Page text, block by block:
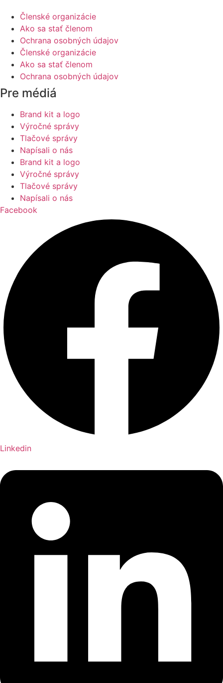
Členské organizácie
Ako sa stať členom
Ochrana osobných údajov
Členské organizácie
Ako sa stať členom
Ochrana osobných údajov
Pre médiá
Brand kit a logo
Výročné správy
Tlačové správy
Napísali o nás
Brand kit a logo
Výročné správy
Tlačové správy
Napísali o nás
Facebook
Linkedin